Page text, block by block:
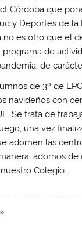
Córdoba que
y Deportes de la
es otro que el
de
de
de 3º de
navideños con
Se trata de
una vez
adornen las
adornos
Colegio.
»